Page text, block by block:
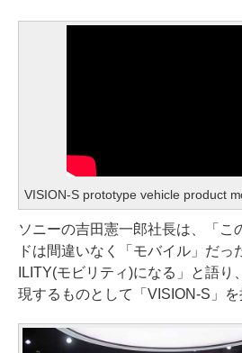
VISION-S prototype vehicle product
ソニーの吉田憲一郎社長は、「こ
ドは間違いなく「モバイル」だっ
ILITY(モビリティ)になる」と語
現するものとして「VISION-S」を